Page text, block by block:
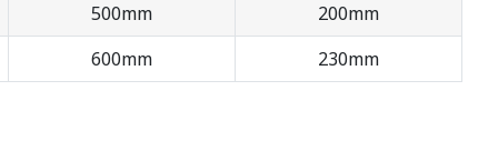
500mm
200mm
600mm
230mm